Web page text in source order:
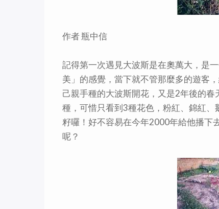
作者 瓶中信
記得第一次遇見大波斯是在奧萬大，是
美」的感覺，當下就不管那麼多的遊客
己親手種的大波斯開花，又是2年後的
種，可惜只看到3種花色，粉紅、錦紅
籽囉！好不容易在今年2000年給他播下
呢？